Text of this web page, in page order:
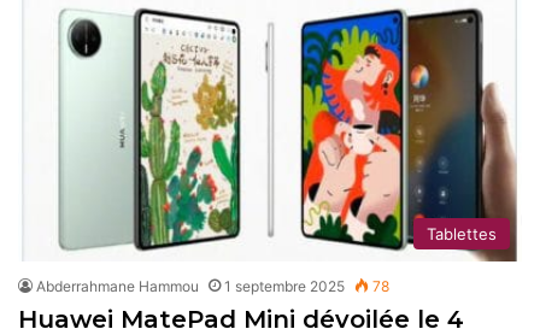
Tablettes
Abderrahmane Hammou 1 septembre 2025 78
Huawei MatePad Mini dévoilée le 4